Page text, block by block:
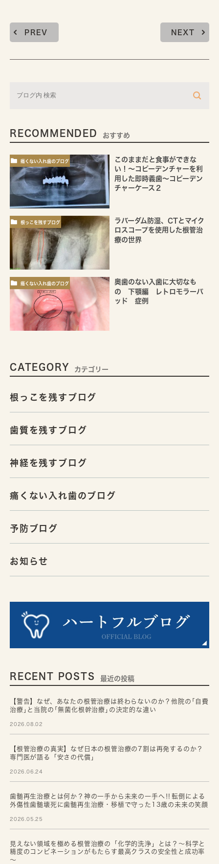
PREV NEXT
RECOMMENDED おすすめ
痛くない入れ歯のブログ
このままだと食事ができな
い！～コピーデンチャーを利
用した即時義歯～コピーデン
チャーケース２
根っこを残すブログ
ラバーダム防湿、CTとマイク
ロスコープを使用した根管治
療の世界
痛くない入れ歯のブログ
奥歯のない入歯に大切なも
の 下顎編 レトロモラーパ
ッド 症例
CATEGORY カテゴリー
根っこを残すブログ
歯質を残すブログ
神経を残すブログ
痛くない入れ歯のブログ
予防ブログ
お知らせ
RECENT POSTS 最近の投稿
【警告】なぜ、あなたの根管治療は終わらないのか？他院の｢自費
治療｣と当院の｢無菌化根幹治療｣の決定的な違い
2026.08.02
【根管治療の真実】なぜ日本の根管治療の7割は再発するのか？
専門医が語る「安さの代償」
2026.06.24
歯髄再生治療とは何か？神の一手から未来の一手へ‼転倒による
外傷性歯髄壊死に歯髄再生治療・移植で守った13歳の未来の笑顔
2026.05.25
見えない領域を極める根管治療の「化学的洗浄」とは？～科学と
精度のコンビネーションがもたらす最高クラスの安全性と成功率
～